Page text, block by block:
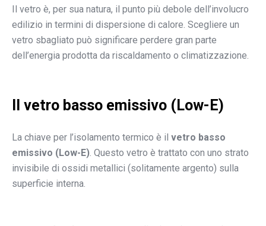
Il vetro è, per sua natura, il punto più debole dell’involucro
edilizio in termini di dispersione di calore. Scegliere un
vetro sbagliato può significare perdere gran parte
dell’energia prodotta da riscaldamento o climatizzazione.
Il vetro basso emissivo (Low-E)
La chiave per l’isolamento termico è il vetro basso
emissivo (Low-E). Questo vetro è trattato con uno strato
invisibile di ossidi metallici (solitamente argento) sulla
superficie interna.